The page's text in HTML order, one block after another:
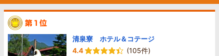
清泉寮 ホテル＆コテージ
4.4
(105件)